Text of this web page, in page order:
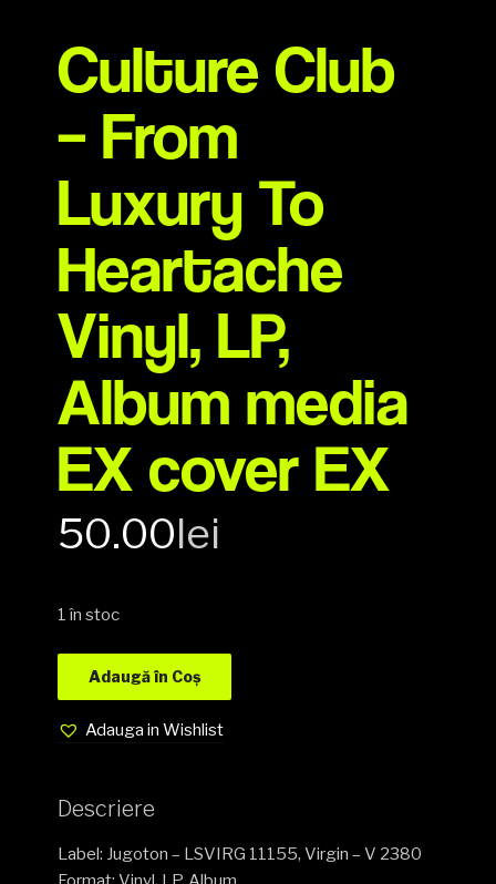
Culture Club
– From
Luxury To
Heartache
Vinyl, LP,
Album media
EX cover EX
50.00lei
1 în stoc
Adaugă în Coș
Adauga in Wishlist
Descriere
Label: Jugoton – LSVIRG 11155, Virgin – V 2380